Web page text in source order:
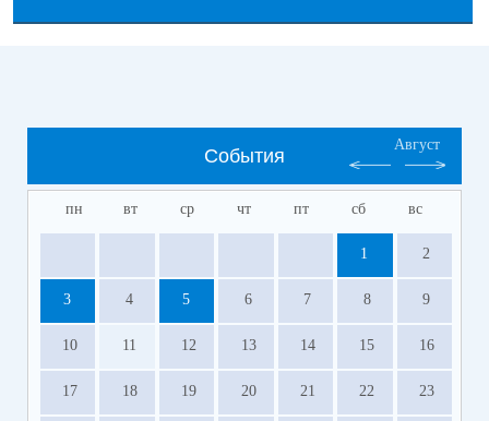
События
Август
пн вт ср чт пт сб вс
1 2
3 4 5 6 7 8 9
10 11 12 13 14 15 16
17 18 19 20 21 22 23